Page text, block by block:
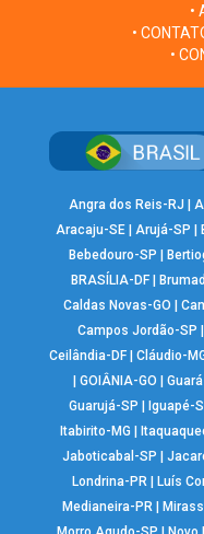
•
•
•
Angra dos Reis-RJ |
Aracaju-SE | Arujá-SP |
Bebedouro-SP |
BRASÍLIA-DF|
Caldas Novas-GO |
Campos Jordão-SP |
Ceilândia-DF| Cláudio-
| GOIÂNIA-GO |
Guarujá-SP | Iguapé-
Itabirito-MG |
Jaboticabal-SP |
Londrina-PR | Luís
Medianeira-PR |